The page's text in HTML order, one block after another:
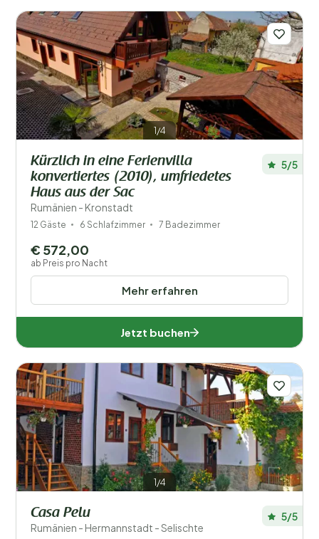
1/4
Kürzlich in eine Ferienvilla
konvertiertes (2010), umfriedetes
Haus aus der Sac
Rumänien - Kronstadt
5/5
12 Gäste 6 Schlafzimmer 7 Badezimmer
Mehr erfahren
€ 572,00
ab Preis pro Nacht
Jetzt buchen
1/4
Casa Pelu
Rumänien - Hermannstadt - Selischte
5/5